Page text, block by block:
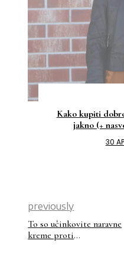
Kako kupiti
jakno (+
30
previously
To so učinkovite naravne
kreme proti